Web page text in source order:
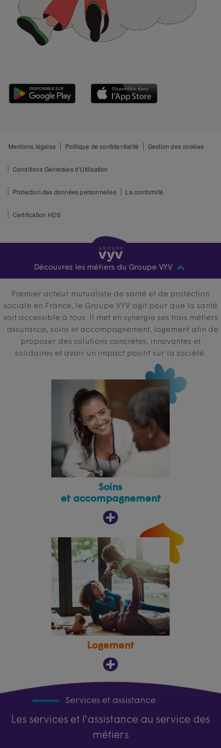
Mentions légales Politique de confidentialité Gestion des cookies
Conditions Générales d’Utilisation
Protection des données personnelles La conformité
Certification HDS
Découvrez les métiers du Groupe VYV
Premier acteur mutualiste de santé et de protection
sociale en France, le Groupe VYV agit pour que la santé
soit accessible à tous. Il met en synergie ses trois métiers
: assurance, soins et accompagnement, logement afin de
proposer des solutions concrètes, innovantes et
solidaires et avoir un impact positif sur la société.
Soins
et accompagnement
Logement
Services et assistance
Les services et l'assistance au service des
métiers